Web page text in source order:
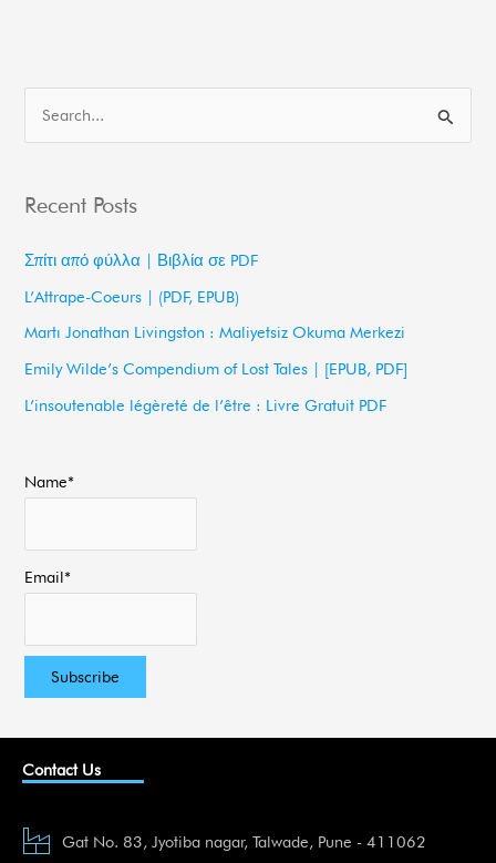
r
r
:
Recent Posts
Σπίτι από φύλλα | Βιβλία σε PDF
L’Attrape-Coeurs | (PDF, EPUB)
Martı Jonathan Livingston : Maliyetsiz Okuma Merkezi
Emily Wilde’s Compendium of Lost Tales | [EPUB, PDF]
L’insoutenable légèreté de l’être : Livre Gratuit PDF
Name*
Email*
Contact Us
Gat No. 83, Jyotiba nagar, Talwade, Pune - 411062